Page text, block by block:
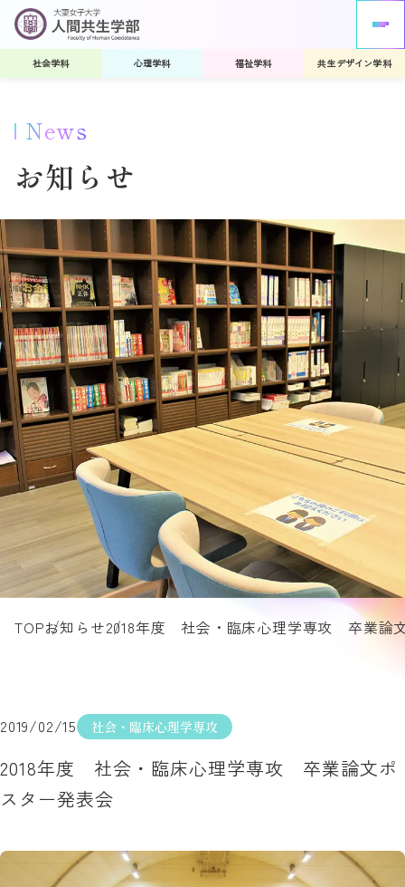
社会学科 心理学科 福祉学科 共生デザイン学科
News
お知らせ
TOPお知らせ2018年度 社会・臨床心理学専攻 卒業論
2019/02/15 社会・臨床心理学専攻
2018年度 社会・臨床心理学専攻 卒業論文ポ
スター発表会